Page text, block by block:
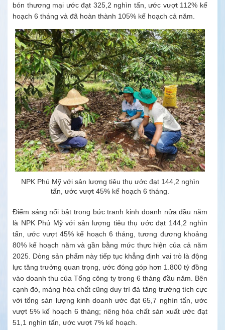
bón thương mại ước đạt 325,2 nghìn tấn, ước vượt 112% kế
hoạch 6 tháng và đã hoàn thành 105% kế hoạch cả năm.
NPK Phú Mỹ với sản lượng tiêu thụ ước đạt 144,2 nghìn
tấn, ước vượt 45% kế hoạch 6 tháng.
Điểm sáng nổi bật trong bức tranh kinh doanh nửa đầu năm
là NPK Phú Mỹ với sản lượng tiêu thụ ước đạt 144,2 nghìn
tấn, ước vượt 45% kế hoạch 6 tháng, tương đương khoảng
80% kế hoạch năm và gần bằng mức thực hiện của cả năm
2025. Dòng sản phẩm này tiếp tục khẳng định vai trò là động
lực tăng trưởng quan trọng, ước đóng góp hơn 1.800 tỷ đồng
vào doanh thu của Tổng công ty trong 6 tháng đầu năm. Bên
cạnh đó, mảng hóa chất cũng duy trì đà tăng trưởng tích cực
với tổng sản lượng kinh doanh ước đạt 65,7 nghìn tấn, ước
vượt 5% kế hoạch 6 tháng; riêng hóa chất sản xuất ước đạt
51,1 nghìn tấn, ước vượt 7% kế hoạch.